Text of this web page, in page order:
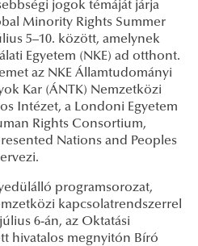
jogok témáját járja
Minority Rights Summer
5–10. között, amelynek
Egyetem (NKE) ad otthont.
az NKE Államtudományi
Kar (ÁNTK) Nemzetközi
Intézet, a Londoni Egyetem
Rights Consortium,
Nations and Peoples
programsorozat,
kapcsolatrendszerrel
6-án, az Oktatási
hivatalos megnyitón Bíró